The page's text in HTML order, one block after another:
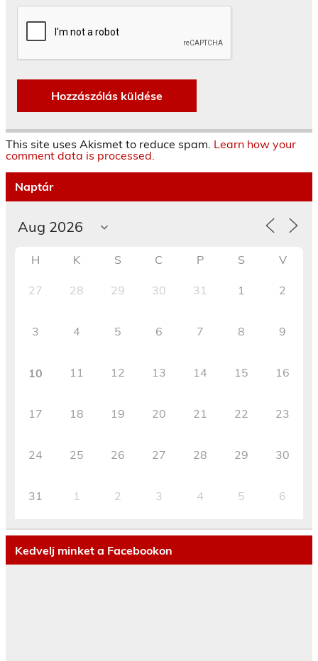
This site uses Akismet to reduce spam. Learn how your
comment data is processed.
Naptár
H K S C P S V
27 28 29 30 31 1 2
3 4 5 6 7 8 9
10 11 12 13 14 15 16
17 18 19 20 21 22 23
24 25 26 27 28 29 30
31 1 2 3 4 5 6
Kedvelj minket a Facebookon